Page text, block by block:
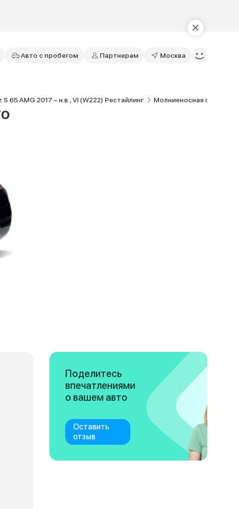
Авто с пробегом Партнерам Москва
65 AMG 2017 – н.в., VI (W222) Рестайлинг Молниеносная сила и
Поделитесь
впечатлениями
о вашем авто
Оставить
отзыв